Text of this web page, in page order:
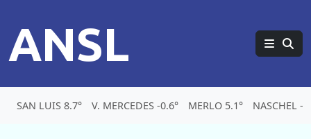
ANSL
SAN LUIS 8.7° V. MERCEDES -0.6° MERLO 5.1° NASCHEL -